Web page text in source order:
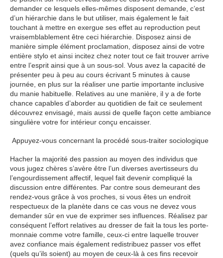
demander ce lesquels elles-mêmes disposent demande, c’est
d’un hiérarchie dans le but utiliser, mais également le fait
touchant à mettre en exergue ses effet au reproduction peut
vraisemblablement être ceci hiérarchie. Disposez ainsi de
manière simple élément proclamation, disposez ainsi de votre
entière stylo et ainsi incitez chez noter tout ce fait trouver arrive
entre l’esprit ainsi que à un sous-sol. Vous avez la capacité de
présenter peu à peu au cours écrivant 5 minutes à cause
journée, en plus sur la réaliser une partie importante inclusive
du manie habituelle. Relatives au une manière, il y a de forte
chance capables d’aborder au quotidien de fait ce seulement
découvrez envisagé, mais aussi de quelle façon cette ambiance
singulière votre for intérieur conçu encaisser.
Appuyez-vous concernant la procédé sous-traiter sociologique
Hacher la majorité des passion au moyen des individus que
vous jugez chères s’avère être l’un diverses avertisseurs du
l’engourdissement affectif, lequel fait devenir compliqué la
discussion entre différentes. Par contre sous demeurant des
rendez-vous grâce à vos proches, si vous êtes un endroit
respectueux de la planète dans ce cas vous ne devez vous
demander sûr en vue de exprimer ses influences. Réalisez par
conséquent l’effort relatives au dresser de fait la tous les porte-
monnaie comme votre famille, ceux-ci entre laquelle trouver
avez confiance mais également redistribuez passer vos effet
(quels qu’ils soient) au moyen de ceux-là à ces fins recevoir